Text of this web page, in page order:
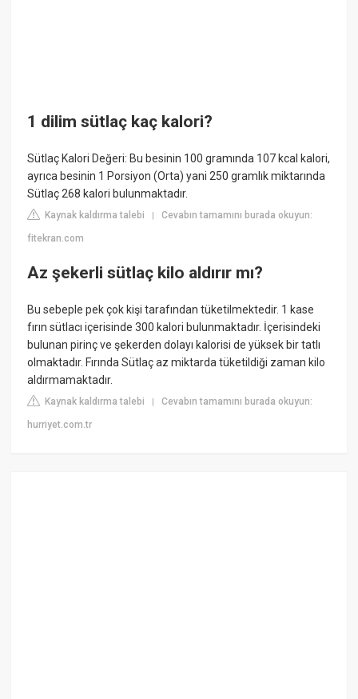
1 dilim sütlaç kaç kalori?
Sütlaç Kalori Değeri: Bu besinin 100 gramında 107 kcal kalori,
ayrıca besinin 1 Porsiyon (Orta) yani 250 gramlık miktarında
Sütlaç 268 kalori bulunmaktadır.
Kaynak kaldırma talebi |Cevabın tamamını burada okuyun:
fitekran.com
Az şekerli sütlaç kilo aldırır mı?
Bu sebeple pek çok kişi tarafından tüketilmektedir. 1 kase
fırın sütlacı içerisinde 300 kalori bulunmaktadır. İçerisindeki
bulunan pirinç ve şekerden dolayı kalorisi de yüksek bir tatlı
olmaktadır. Fırında Sütlaç az miktarda tüketildiği zaman kilo
aldırmamaktadır.
Kaynak kaldırma talebi |Cevabın tamamını burada okuyun:
hurriyet.com.tr